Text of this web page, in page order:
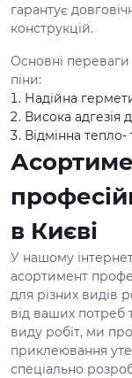
гарантує
конструкцій.
Основні
піни:
Надійна
Висока адгезія
Відмінна тепло-
в Києві
У нашому
асортимент
для різних видів
від ваших потреб
виду робіт, ми
приклеювання
спеціально